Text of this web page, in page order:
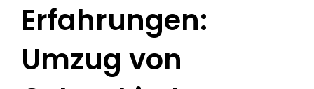
Erfahrungen:
Umzug von